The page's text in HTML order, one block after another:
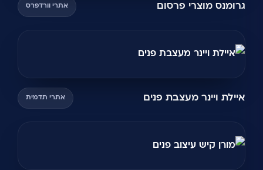
גרומנס מוצרי פרסום אתרי וורדפרס
איילת ויינר מעצבת פנים אתרי תדמית